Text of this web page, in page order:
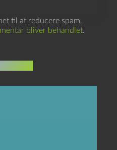
til at reducere spam.
bliver behandlet.